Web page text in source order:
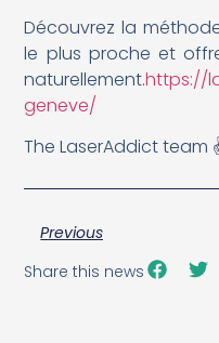
Découvrez la
le plus proche et
naturellement.https://
geneve/
The LaserAddict team
Previous
Share this news